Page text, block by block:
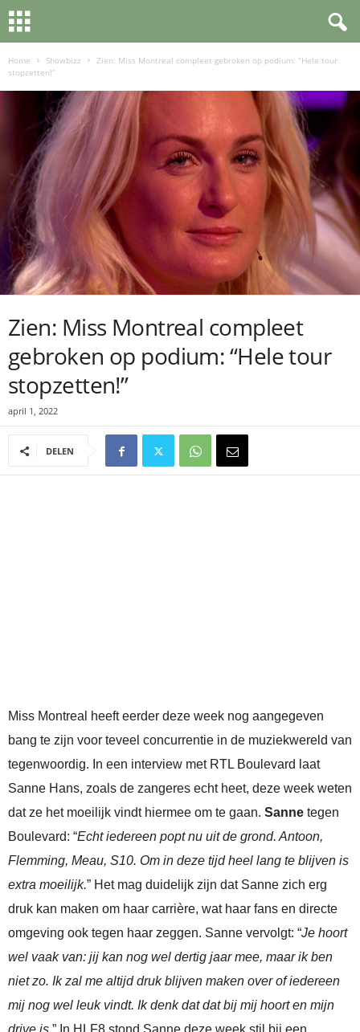
Home Showbizz
Zien: Miss Montreal compleet gebroken op podium: “Hele tour
stopzetten!”
Zien: Miss Montreal compleet
gebroken op podium: “Hele tour
stopzetten!”
april 1, 2022
DELEN
Miss Montreal heeft eerder deze week nog aangegeven
bang te zijn voor teveel concurrentie in de muziekwereld van
tegenwoordig. In een interview met RTL Boulevard laat
Sanne Hans, zoals de zangeres echt heet, deze week weten
dat ze het moeilijk vindt hiermee om te gaan. Sanne tegen
Boulevard: “Echt iedereen popt nu uit de grond. Antoon,
Flemming, Meau, S10. Om in deze tijd heel lang te blijven is
extra moeilijk.” Het mag duidelijk zijn dat Sanne zich erg
druk kan maken om haar carrière, wat haar fans en directe
omgeving ook tegen haar zeggen. Sanne vervolgt: “Je hoort
wel vaak van: jij kan nog wel dertig jaar mee, maar ik ben
niet zo. Ik zal me altijd druk blijven maken over of iedereen
mij nog wel leuk vindt. Ik denk dat dat bij mij hoort en mijn